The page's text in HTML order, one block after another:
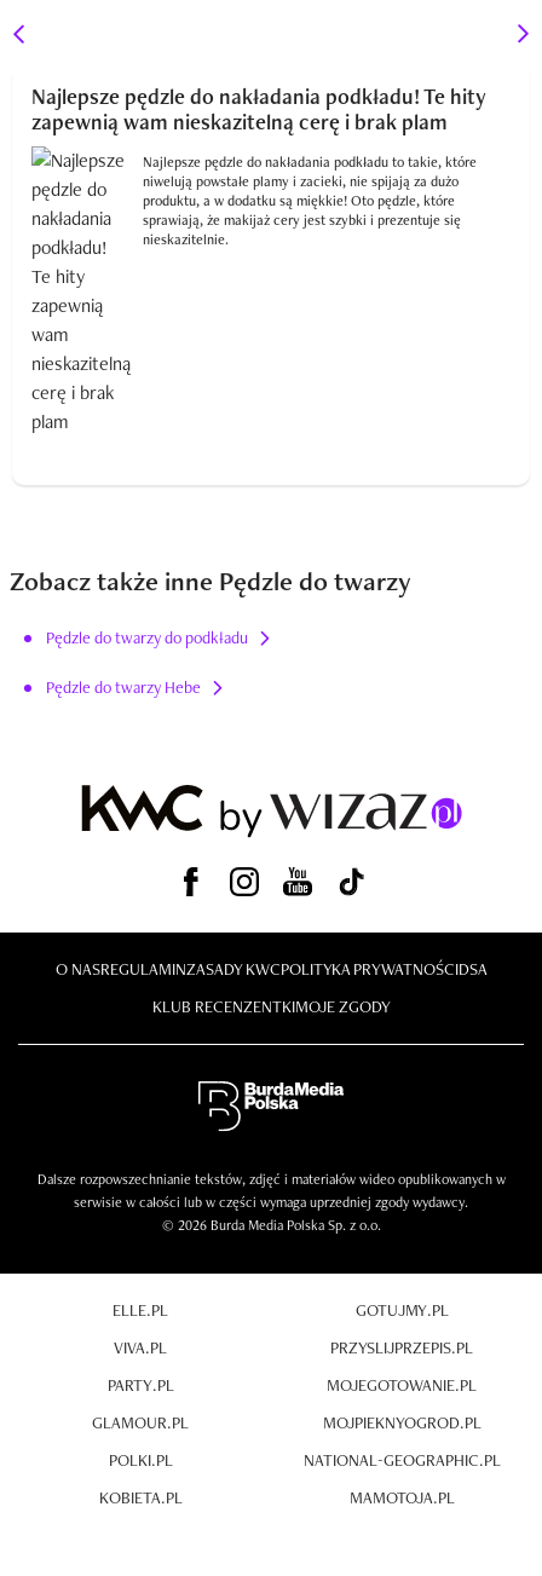
Najlepsze pędzle do nakładania podkładu! Te hity
zapewnią wam nieskazitelną cerę i brak plam
Najlepsze pędzle do nakładania podkładu to takie, które
niwelują powstałe plamy i zacieki, nie spijają za dużo
produktu, a w dodatku są miękkie! Oto pędzle, które
sprawiają, że makijaż cery jest szybki i prezentuje się
nieskazitelnie.
Zobacz także inne Pędzle do twarzy
Pędzle do twarzy do podkładu
Pędzle do twarzy Hebe
O NASREGULAMINZASADY KWCPOLITYKA PRYWATNOŚCIDSA
KLUB RECENZENTKIMOJE ZGODY
Dalsze rozpowszechnianie tekstów, zdjęć i materiałów wideo opublikowanych w
serwisie w całości lub w części wymaga uprzedniej zgody wydawcy.
© 2026 Burda Media Polska Sp. z o.o.
ELLE.PL
VIVA.PL
PARTY.PL
GLAMOUR.PL
POLKI.PL
KOBIETA.PL
GOTUJMY.PL
PRZYSLIJPRZEPIS.PL
MOJEGOTOWANIE.PL
MOJPIEKNYOGROD.PL
NATIONAL-GEOGRAPHIC.PL
MAMOTOJA.PL